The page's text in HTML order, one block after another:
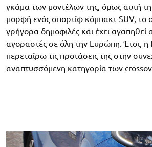
γκάμα των μοντέλων της, όμως αυτή
μορφή ενός σπορτίφ κόμπακτ SUV, το
γρήγορα δημοφιλές και έχει αγαπηθεί
αγοραστές σε όλη την Ευρώπη. Έτσι, η
περεταίρω τις προτάσεις της στην
αναπτυσσόμενη κατηγορία των